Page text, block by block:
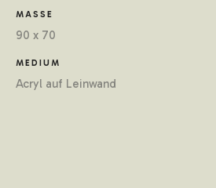
MASSE
90 x 70
MEDIUM
Acryl auf Leinwand